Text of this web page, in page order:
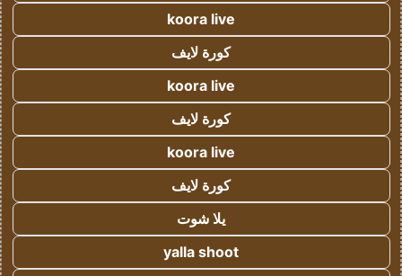
koora live
كورة لايف
koora live
كورة لايف
koora live
كورة لايف
يلا شوت
yalla shoot